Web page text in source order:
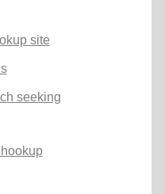
site
seeking